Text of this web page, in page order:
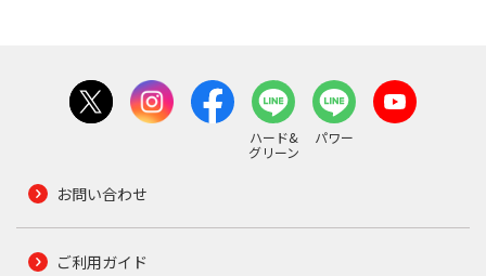
ハード&
グリーン
パワー
お問い合わせ
ご利用ガイド